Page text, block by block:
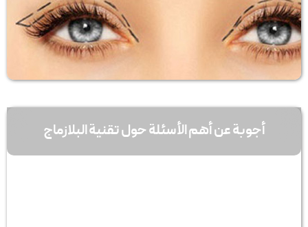
أجوبة عن أهم الأسئلة حول تقنیة البلازماج